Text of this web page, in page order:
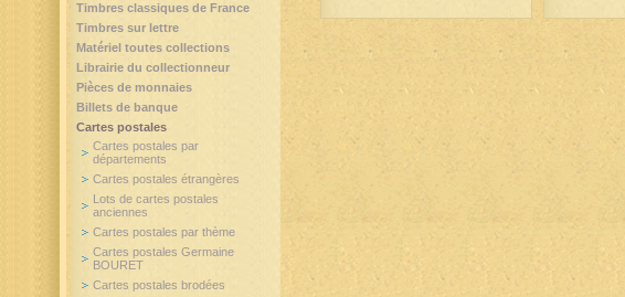
Timbres classiques de France
Timbres sur lettre
Matériel toutes collections
Librairie du collectionneur
Pièces de monnaies
Billets de banque
Cartes postales
Cartes postales par
départements
Cartes postales étrangères
Lots de cartes postales
anciennes
Cartes postales par thème
Cartes postales Germaine
BOURET
Cartes postales brodées